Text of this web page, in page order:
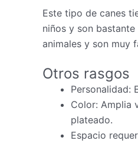
Este tipo de canes
niños y son
animales y son muy
Otros rasgos
Personalidad:
Color: Amplia
plateado.
Espacio